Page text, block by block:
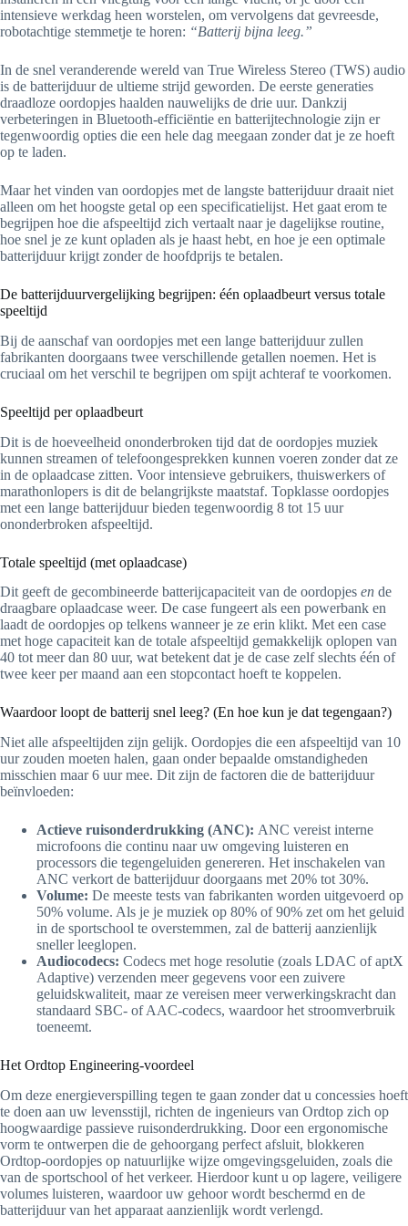
intensieve werkdag heen worstelen, om vervolgens dat gevreesde,
robotachtige stemmetje te horen: “Batterij bijna leeg.”
In de snel veranderende wereld van True Wireless Stereo (TWS) audio
is de batterijduur de ultieme strijd geworden. De eerste generaties
draadloze oordopjes haalden nauwelijks de drie uur. Dankzij
verbeteringen in Bluetooth-efficiëntie en batterijtechnologie zijn er
tegenwoordig opties die een hele dag meegaan zonder dat je ze hoeft
op te laden.
Maar het vinden van oordopjes met de langste batterijduur draait niet
alleen om het hoogste getal op een specificatielijst. Het gaat erom te
begrijpen hoe die afspeeltijd zich vertaalt naar je dagelijkse routine,
hoe snel je ze kunt opladen als je haast hebt, en hoe je een optimale
batterijduur krijgt zonder de hoofdprijs te betalen.
De batterijduurvergelijking begrijpen: één oplaadbeurt versus totale
speeltijd
Bij de aanschaf van oordopjes met een lange batterijduur zullen
fabrikanten doorgaans twee verschillende getallen noemen. Het is
cruciaal om het verschil te begrijpen om spijt achteraf te voorkomen.
Speeltijd per oplaadbeurt
Dit is de hoeveelheid ononderbroken tijd dat de oordopjes muziek
kunnen streamen of telefoongesprekken kunnen voeren zonder dat ze
in de oplaadcase zitten. Voor intensieve gebruikers, thuiswerkers of
marathonlopers is dit de belangrijkste maatstaf. Topklasse oordopjes
met een lange batterijduur bieden tegenwoordig 8 tot 15 uur
ononderbroken afspeeltijd.
Totale speeltijd (met oplaadcase)
Dit geeft de gecombineerde batterijcapaciteit van de oordopjes en de
draagbare oplaadcase weer. De case fungeert als een powerbank en
laadt de oordopjes op telkens wanneer je ze erin klikt. Met een case
met hoge capaciteit kan de totale afspeeltijd gemakkelijk oplopen van
40 tot meer dan 80 uur, wat betekent dat je de case zelf slechts één of
twee keer per maand aan een stopcontact hoeft te koppelen.
Waardoor loopt de batterij snel leeg? (En hoe kun je dat tegengaan?)
Niet alle afspeeltijden zijn gelijk. Oordopjes die een afspeeltijd van 10
uur zouden moeten halen, gaan onder bepaalde omstandigheden
misschien maar 6 uur mee. Dit zijn de factoren die de batterijduur
beïnvloeden:
Actieve ruisonderdrukking (ANC): ANC vereist interne
microfoons die continu naar uw omgeving luisteren en
processors die tegengeluiden genereren. Het inschakelen van
ANC verkort de batterijduur doorgaans met 20% tot 30%.
Volume: De meeste tests van fabrikanten worden uitgevoerd op
50% volume. Als je je muziek op 80% of 90% zet om het geluid
in de sportschool te overstemmen, zal de batterij aanzienlijk
sneller leeglopen.
Audiocodecs: Codecs met hoge resolutie (zoals LDAC of aptX
Adaptive) verzenden meer gegevens voor een zuivere
geluidskwaliteit, maar ze vereisen meer verwerkingskracht dan
standaard SBC- of AAC-codecs, waardoor het stroomverbruik
toeneemt.
Het Ordtop Engineering-voordeel
Om deze energieverspilling tegen te gaan zonder dat u concessies hoeft
te doen aan uw levensstijl, richten de ingenieurs van Ordtop zich op
hoogwaardige passieve ruisonderdrukking. Door een ergonomische
vorm te ontwerpen die de gehoorgang perfect afsluit, blokkeren
Ordtop-oordopjes op natuurlijke wijze omgevingsgeluiden, zoals die
van de sportschool of het verkeer. Hierdoor kunt u op lagere, veiligere
volumes luisteren, waardoor uw gehoor wordt beschermd en de
batterijduur van het apparaat aanzienlijk wordt verlengd.